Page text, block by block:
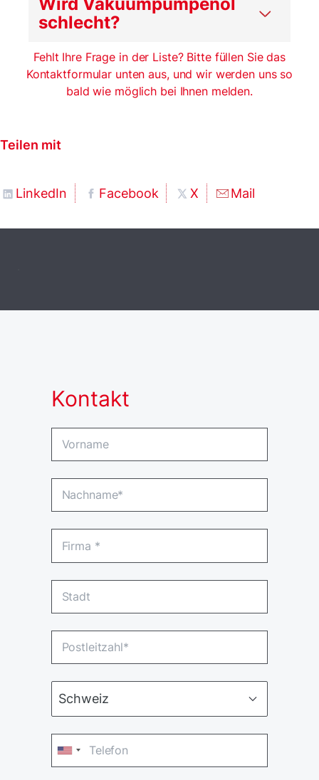
schlecht?
Fehlt Ihre Frage in der Liste? Bitte füllen Sie das
Kontaktformular unten aus, und wir werden uns so
bald wie möglich bei Ihnen melden.
Teilen mit
LinkedIn Facebook X Mail
Kontakt